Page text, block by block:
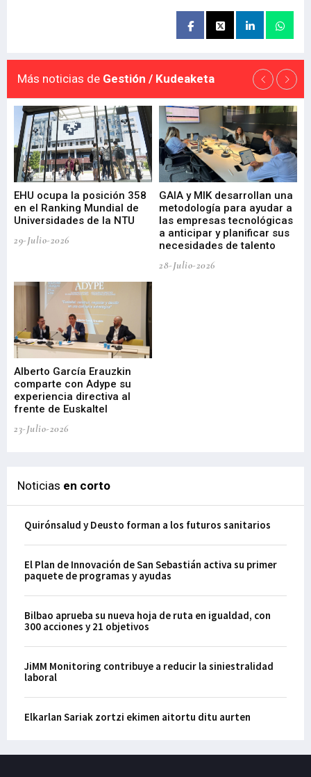
Más noticias de Gestión / Kudeaketa
EHU ocupa la posición 358
en el Ranking Mundial de
Universidades de la NTU
29-Julio-2026
GAIA y MIK desarrollan una
metodología para ayudar a
las empresas tecnológicas
a anticipar y planificar sus
necesidades de talento
28-Julio-2026
Alberto García Erauzkin
comparte con Adype su
experiencia directiva al
frente de Euskaltel
23-Julio-2026
Noticias en corto
Quirónsalud y Deusto forman a los futuros sanitarios
El Plan de Innovación de San Sebastián activa su primer
paquete de programas y ayudas
Bilbao aprueba su nueva hoja de ruta en igualdad, con
300 acciones y 21 objetivos
JiMM Monitoring contribuye a reducir la siniestralidad
laboral
Elkarlan Sariak zortzi ekimen aitortu ditu aurten